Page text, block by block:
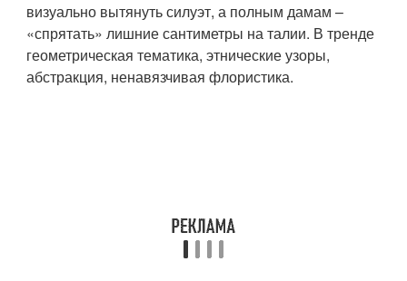
визуально вытянуть силуэт, а полным дамам –
«спрятать» лишние сантиметры на талии. В тренде
геометрическая тематика, этнические узоры,
абстракция, ненавязчивая флористика.